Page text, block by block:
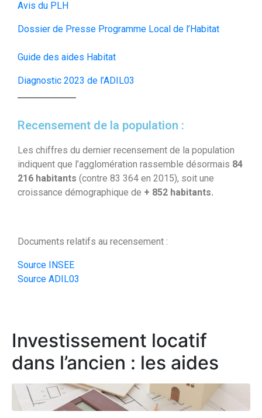
Avis du PLH
Dossier de Presse Programme Local de l’Habitat
Guide des aides Habitat
Diagnostic 2023 de l’ADIL03
Recensement de la population :
Les chiffres du dernier recensement de la population
indiquent que l’agglomération rassemble désormais 84
216 habitants (contre 83 364 en 2015), soit une
croissance démographique de + 852 habitants.
Documents relatifs au recensement :
Source INSEE
Source ADIL03
Investissement locatif
dans l’ancien : les aides